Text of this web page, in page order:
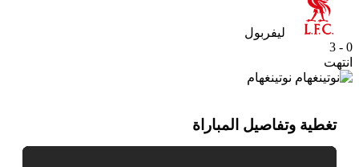
ليفربول
0 - 3
انتهت
نوتينغهام
تغطية وتفاصيل المباراة